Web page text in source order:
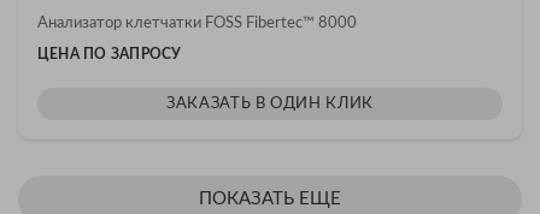
Анализатор клетчатки FOSS Fibertec™ 8000
ЦЕНА ПО ЗАПРОСУ
ЗАКАЗАТЬ В ОДИН КЛИК
ПОКАЗАТЬ ЕЩЕ